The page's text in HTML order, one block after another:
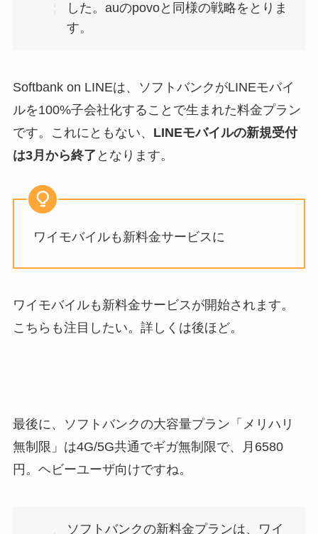
した。auのpovoと同様の戦略をとりま
す。
Softbank on LINEは、ソフトバンクがLINEモバイ
ルを100%子会社化することで生まれた料金プラン
です。これにともない、 LINEモバイルの新規受付
は3月から終了 となります。
ワイモバイルも新料金サービスに
ワイモバイルも新料金サービスが開始されます。
こちらも注目したい。詳しくは後ほど。
最後に、ソフトバンクの大容量プラン「メリハリ
無制限」は4G/5G共通でギガ無制限で、月6580
円。ヘビーユーザ向けですね。
ソフトバンクの新料金プランは、ワイ